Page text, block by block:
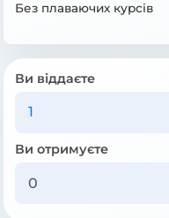
Без плаваючих курсів
Ви віддаєте
Ви отримуєте